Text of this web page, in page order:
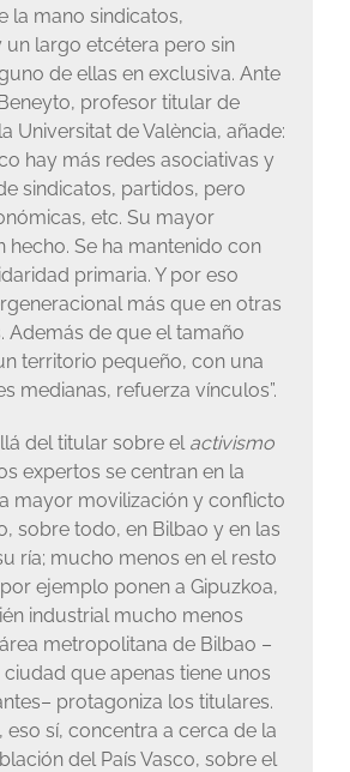
la mano sindicatos,
un largo etcétera pero sin
de ellas en exclusiva. Ante
profesor titular de
Universitat de València, añade:
hay más redes asociativas y
sindicatos, partidos, pero
etc. Su mayor
hecho. Se ha mantenido con
primaria. Y por eso
más que en otras
Además de que el tamaño
territorio pequeño, con una
medianas, refuerza vínculos”.
del titular sobre el activismo
expertos se centran en la
mayor movilización y conflicto
sobre todo, en Bilbao y en las
ría; mucho menos en el resto
ejemplo ponen a Gipuzkoa,
industrial mucho menos
metropolitana de Bilbao –
que apenas tiene unos
protagoniza los titulares.
, eso sí, concentra a cerca de la
del País Vasco, sobre el